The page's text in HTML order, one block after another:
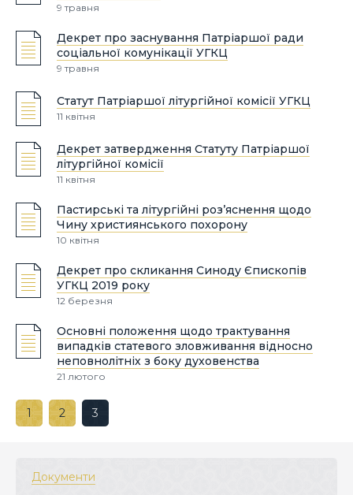
9 травня
Декрет про заснування Патріаршої ради
соціальної комунікації УГКЦ
9 травня
Статут Патріаршої літургійної комісії УГКЦ
11 квітня
Декрет затвердження Статуту Патріаршої
літургійної комісії
11 квітня
Пастирські та літургійні роз’яснення щодо
Чину християнського похорону
10 квітня
Декрет про скликання Синоду Єпископів
УГКЦ 2019 року
12 березня
Основні положення щодо трактування
випадків статевого зловживання відносно
неповнолітніх з боку духовенства
21 лютого
1 2 3
Документи